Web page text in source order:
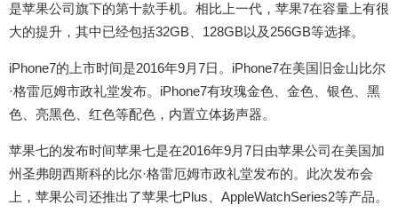
是苹果公司旗下的第十款手机。相比上一代，苹果7在容量上有很
大的提升，其中已经包括32GB、128GB以及256GB等选择。
iPhone7的上市时间是2016年9月7日。iPhone7在美国旧金山比尔
·格雷厄姆市政礼堂发布。iPhone7有玫瑰金色、金色、银色、黑
色、亮黑色、红色等配色，内置立体扬声器。
苹果七的发布时间苹果七是在2016年9月7日由苹果公司在美国加
州圣弗朗西斯科的比尔·格雷厄姆市政礼堂发布的。此次发布会
上，苹果公司还推出了苹果七Plus、AppleWatchSeries2等产品。